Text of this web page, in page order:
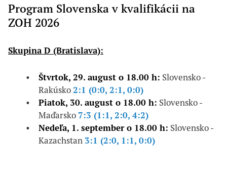
Program Slovenska v kvalifikácii na
ZOH 2026
Skupina D (Bratislava):
Štvrtok, 29. august o 18.00 h: Slovensko -
Rakúsko2:1 (0:0, 2:1, 0:0)
Piatok, 30. august o 18.00 h: Slovensko -
Maďarsko 7:3 (1:1, 2:0, 4:2)
Nedeľa, 1. september o 18.00 h: Slovensko -
Kazachstan 3:1 (2:0, 1:1, 0:0)